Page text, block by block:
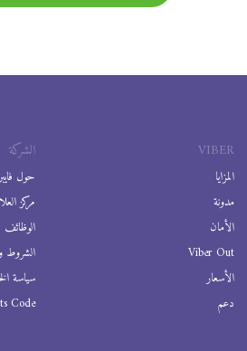
VIBER
المزايا
مدونة
الأمان
Viber Out
الأسعار
دعم
الشركة
حول
مركز
الوظائف
الشروط
سياسة
Code